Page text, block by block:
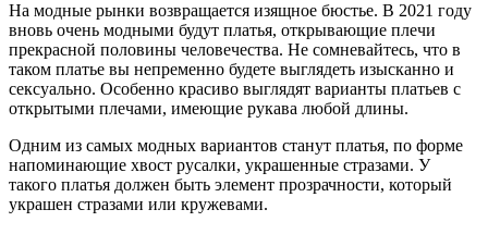
На модные рынки возвращается изящное бюстье. В 2021 году
вновь очень модными будут платья, открывающие плечи
прекрасной половины человечества. Не сомневайтесь, что в
таком платье вы непременно будете выглядеть изысканно и
сексуально. Особенно красиво выглядят варианты платьев с
открытыми плечами, имеющие рукава любой длины.
Одним из самых модных вариантов станут платья, по форме
напоминающие хвост русалки, украшенные стразами. У
такого платья должен быть элемент прозрачности, который
украшен стразами или кружевами.